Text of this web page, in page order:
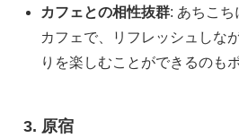
カフェとの相性抜群: あちこ
カフェで、リフレッシュしな
りを楽しむことができるのも
3. 原宿